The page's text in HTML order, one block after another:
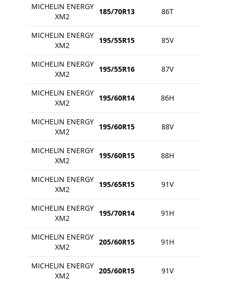
MICHELIN ENERGY
XM2
185/70R13 86T
MICHELIN ENERGY
XM2
195/55R15 85V
MICHELIN ENERGY
XM2
195/55R16 87V
MICHELIN ENERGY
XM2
195/60R14 86H
MICHELIN ENERGY
XM2
195/60R15 88V
MICHELIN ENERGY
XM2
195/60R15 88H
MICHELIN ENERGY
XM2
195/65R15 91V
MICHELIN ENERGY
XM2
195/70R14 91H
MICHELIN ENERGY
XM2
205/60R15 91H
MICHELIN ENERGY
XM2
205/60R15 91V